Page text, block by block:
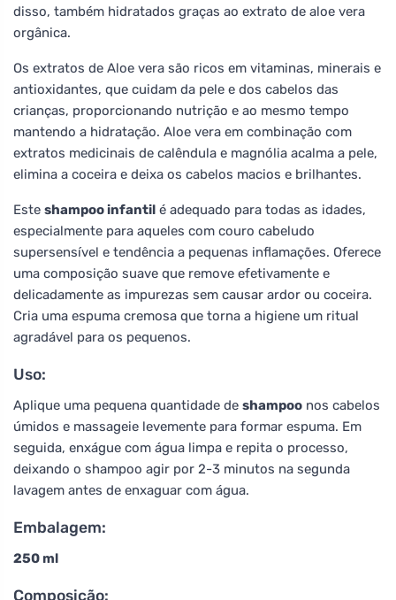
disso, também hidratados graças ao extrato de aloe vera
orgânica.
Os extratos de Aloe vera são ricos em vitaminas, minerais e
antioxidantes, que cuidam da pele e dos cabelos das
crianças, proporcionando nutrição e ao mesmo tempo
mantendo a hidratação. Aloe vera em combinação com
extratos medicinais de calêndula e magnólia acalma a pele,
elimina a coceira e deixa os cabelos macios e brilhantes.
Este shampoo infantil é adequado para todas as idades,
especialmente para aqueles com couro cabeludo
supersensível e tendência a pequenas inflamações. Oferece
uma composição suave que remove efetivamente e
delicadamente as impurezas sem causar ardor ou coceira.
Cria uma espuma cremosa que torna a higiene um ritual
agradável para os pequenos.
Uso:
Aplique uma pequena quantidade de shampoo nos cabelos
úmidos e massageie levemente para formar espuma. Em
seguida, enxágue com água limpa e repita o processo,
deixando o shampoo agir por 2-3 minutos na segunda
lavagem antes de enxaguar com água.
Embalagem:
250 ml
Composição: